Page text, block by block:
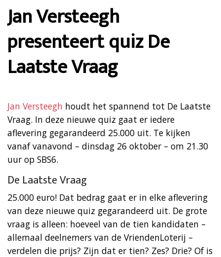
Jan Versteegh
presenteert quiz De
Laatste Vraag
Jan Versteegh houdt het spannend tot De Laatste
Vraag. In deze nieuwe quiz gaat er iedere
aflevering gegarandeerd 25.000 uit. Te kijken
vanaf vanavond – dinsdag 26 oktober – om 21.30
uur op SBS6.
De Laatste Vraag
25.000 euro! Dat bedrag gaat er in elke aflevering
van deze nieuwe quiz gegarandeerd uit. De grote
vraag is alleen: hoeveel van de tien kandidaten –
allemaal deelnemers van de VriendenLoterij –
verdelen die prijs? Zijn dat er tien? Zes? Drie? Of is